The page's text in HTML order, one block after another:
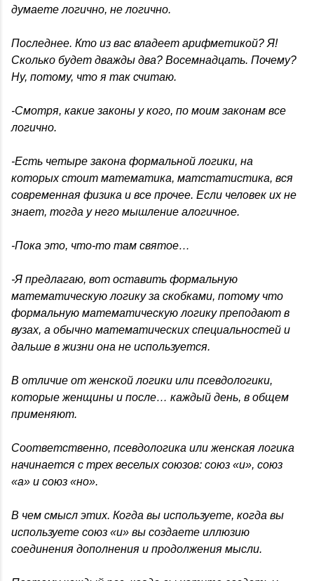
думаете логично, не логично.
Последнее. Кто из вас владеет арифметикой? Я!
Сколько будет дважды два? Восемнадцать. Почему?
Ну, потому, что я так считаю.
-Смотря, какие законы у кого, по моим законам все
логично.
-Есть четыре закона формальной логики, на
которых стоит математика, матстатистика, вся
современная физика и все прочее. Если человек их не
знает, тогда у него мышление алогичное.
-Пока это, что-то там святое…
-Я предлагаю, вот оставить формальную
математическую логику за скобками, потому что
формальную математическую логику преподают в
вузах, а обычно математических специальностей и
дальше в жизни она не используется.
В отличие от женской логики или псевдологики,
которые женщины и после… каждый день, в общем
применяют.
Соответственно, псевдологика или женская логика
начинается с трех веселых союзов: союз «и», союз
«а» и союз «но».
В чем смысл этих. Когда вы используете, когда вы
используете союз «и» вы создаете иллюзию
соединения дополнения и продолжения мысли.